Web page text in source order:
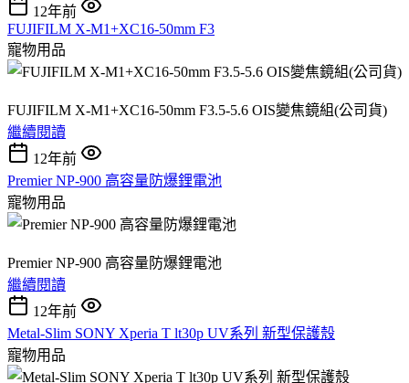
12年前
FUJIFILM X-M1+XC16-50mm F3
寵物用品
FUJIFILM X-M1+XC16-50mm F3.5-5.6 OIS變焦鏡組(公司貨)
繼續閱讀
12年前
Premier NP-900 高容量防爆鋰電池
寵物用品
Premier NP-900 高容量防爆鋰電池
繼續閱讀
12年前
Metal-Slim SONY Xperia T lt30p UV系列 新型保護殼
寵物用品